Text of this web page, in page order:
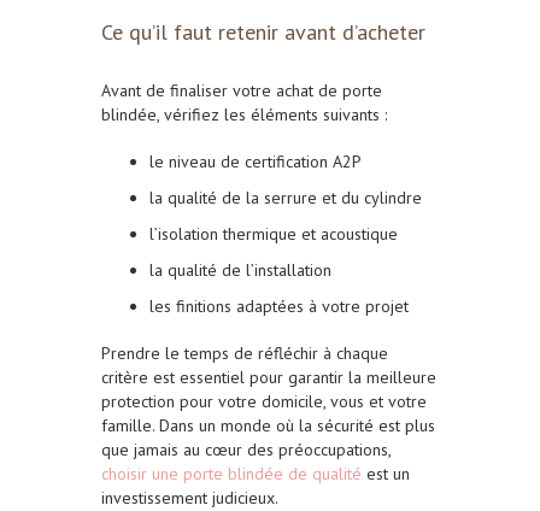
Ce qu’il faut retenir avant d’acheter
Avant de finaliser votre achat de porte
blindée, vérifiez les éléments suivants :
le niveau de certification A2P
la qualité de la serrure et du cylindre
l’isolation thermique et acoustique
la qualité de l’installation
les finitions adaptées à votre projet
Prendre le temps de réfléchir à chaque
critère est essentiel pour garantir la meilleure
protection pour votre domicile, vous et votre
famille. Dans un monde où la sécurité est plus
que jamais au cœur des préoccupations,
choisir une porte blindée de qualité est un
investissement judicieux.